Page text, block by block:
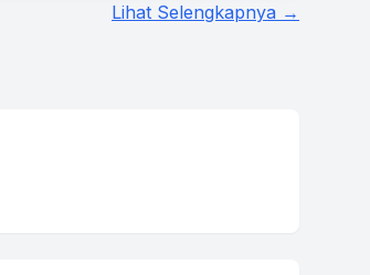
Lihat Selengkapnya →